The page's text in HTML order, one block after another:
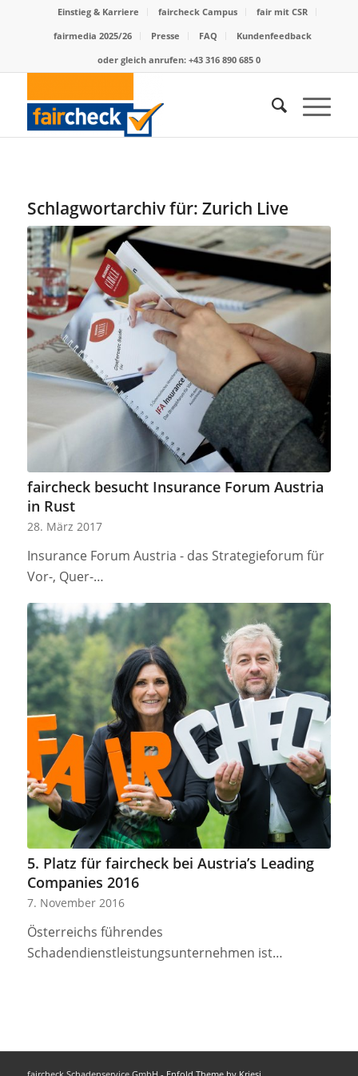
Einstieg & Karriere faircheck Campus
fair mit CSR
fairmedia 2025/26
Presse FAQ
Kundenfeedback
oder gleich anrufen: +43 316 890 685 0
Schlagwortarchiv für: Zurich Live
faircheck besucht Insurance Forum Austria
in Rust
28. März 2017
Insurance Forum Austria - das Strategieforum für
Vor-, Quer-…
5. Platz für faircheck bei Austria’s Leading
Companies 2016
7. November 2016
Österreichs führendes
Schadendienstleistungsunternehmen ist…